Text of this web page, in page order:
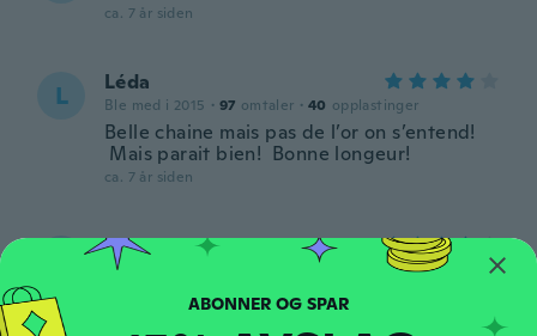
ca. 7 år siden
L Léda
Ble med i 2015 · 97 omtaler · 40 opplastinger
Belle chaine mais pas de l’or on s’entend!
Mais parait bien! Bonne longeur!
ca. 7 år siden
Emosi
Ble med i 2017